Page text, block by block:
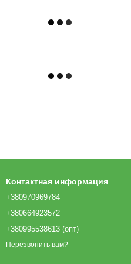
Контактная информация
+380970969784
+380664923572
+380995538613 (опт)
Перезвонить вам?